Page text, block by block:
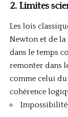
2. Limites
Les lois
Newton et de
dans le temps
remonter dans
comme celui
cohérence
Impossibilité